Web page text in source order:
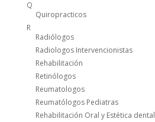
Q
Quiropracticos
R
Radiólogos
Radiologos Intervencionistas
Rehabilitación
Retinólogos
Reumatologos
Reumatólogos Pediatras
Rehabilitación Oral y Estética dental